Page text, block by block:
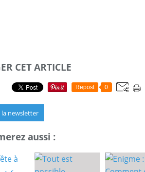
CET ARTICLE
Repost 0
la newsletter
aussi :